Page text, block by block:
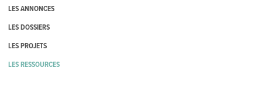
LES ANNONCES
LES DOSSIERS
LES PROJETS
LES RESSOURCES